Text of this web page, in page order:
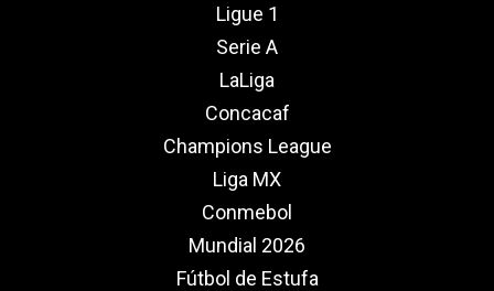
Ligue 1
Serie A
LaLiga
Concacaf
Champions League
Liga MX
Conmebol
Mundial 2026
Fútbol de Estufa